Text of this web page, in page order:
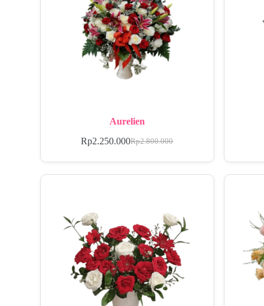
Aurelien
Rp2.800.000
Rp2.250.000